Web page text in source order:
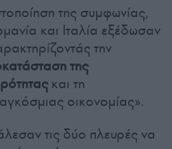
της συμφωνίας,
και Ιταλία εξέδωσαν
την
της
και τη
οικονομίας».
τις δύο πλευρές να